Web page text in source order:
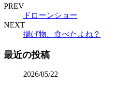
PREV
ドローンショー
NEXT
揚げ物、食べたよね？
最近の投稿
2026/05/22